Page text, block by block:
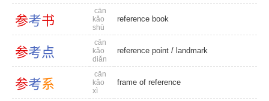
参考书
cān
kǎo
shū
reference book
参考点
cān
kǎo
diǎn
reference point / landmark
参考系
cān
kǎo
xì
frame of reference